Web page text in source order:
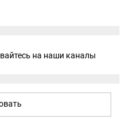
на наши каналы